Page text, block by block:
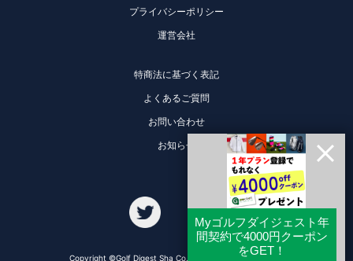
プライバシーポリシー
運営会社
特商法に基づく表記
よくあるご質問
お問い合わせ
お知らせ
Copyright ©Golf Digest Sha Co., Ltd. All Rights Reserved.